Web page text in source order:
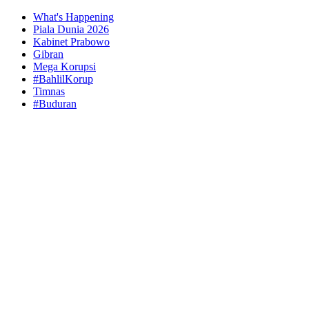
What's Happening
Piala Dunia 2026
Kabinet Prabowo
Gibran
Mega Korupsi
#BahlilKorup
Timnas
#Buduran